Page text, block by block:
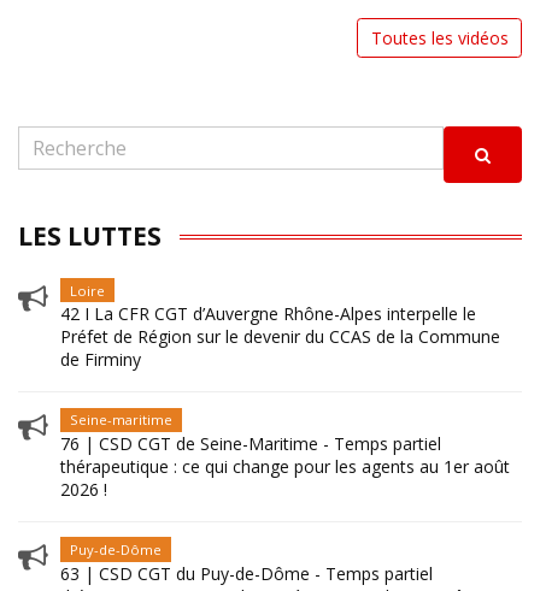
Toutes les vidéos
LES LUTTES
Loire
42 I La CFR CGT d’Auvergne Rhône-Alpes interpelle le
Préfet de Région sur le devenir du CCAS de la Commune
de Firminy
Seine-maritime
76 | CSD CGT de Seine-Maritime - Temps partiel
thérapeutique : ce qui change pour les agents au 1er août
2026 !
Puy-de-Dôme
63 | CSD CGT du Puy-de-Dôme - Temps partiel